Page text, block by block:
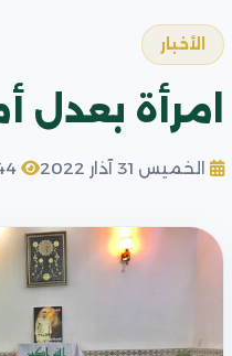
الأخبار
امرأة بعدل
الخميس 31 آذار 2022